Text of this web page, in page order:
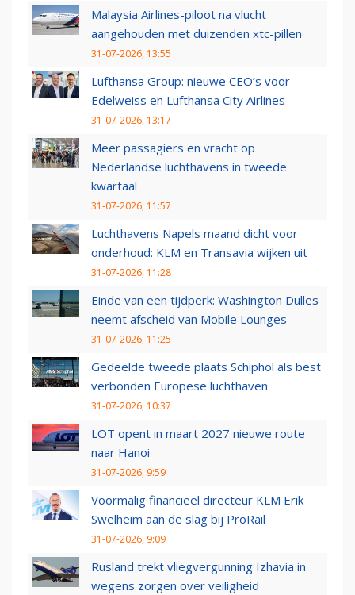
Malaysia Airlines-piloot na vlucht
aangehouden met duizenden xtc-pillen
31-07-2026, 13:55
Lufthansa Group: nieuwe CEO’s voor
Edelweiss en Lufthansa City Airlines
31-07-2026, 13:17
Meer passagiers en vracht op
Nederlandse luchthavens in tweede
kwartaal
31-07-2026, 11:57
Luchthavens Napels maand dicht voor
onderhoud: KLM en Transavia wijken uit
31-07-2026, 11:28
Einde van een tijdperk: Washington Dulles
neemt afscheid van Mobile Lounges
31-07-2026, 11:25
Gedeelde tweede plaats Schiphol als best
verbonden Europese luchthaven
31-07-2026, 10:37
LOT opent in maart 2027 nieuwe route
naar Hanoi
31-07-2026, 9:59
Voormalig financieel directeur KLM Erik
Swelheim aan de slag bij ProRail
31-07-2026, 9:09
Rusland trekt vliegvergunning Izhavia in
wegens zorgen over veiligheid